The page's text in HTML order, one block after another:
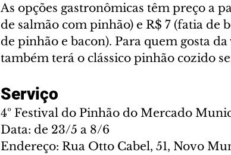
As opções gastronômicas têm preço a
de salmão com pinhão) e R$ 7 (fatia de
de pinhão e bacon). Para quem gosta
também terá o clássico pinhão cozido
Serviço
4º Festival do Pinhão do Mercado
Data: de 23/5 a 8/6
Endereço: Rua Otto Cabel, 51, Novo